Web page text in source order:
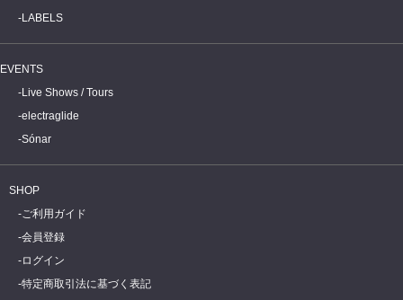
LABELS
EVENTS
Live Shows / Tours
electraglide
Sónar
SHOP
ご利用ガイド
会員登録
ログイン
特定商取引法に基づく表記